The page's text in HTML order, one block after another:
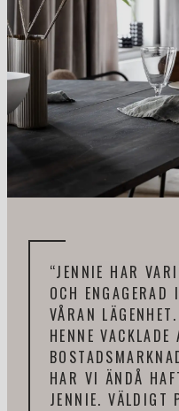
“JENNIE HAR
OCH ENGAGERAD
VÅRAN
HENNE
HAR VI ÄNDÅ
JENNIE. VÄLDIGT